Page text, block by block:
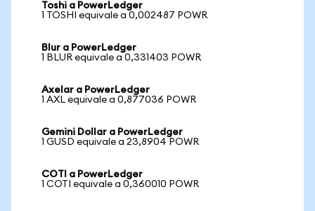
Toshi a PowerLedger
1 TOSHI equivale a 0,002487 POWR
Blur a PowerLedger
1 BLUR equivale a 0,331403 POWR
Axelar a PowerLedger
1 AXL equivale a 0,877036 POWR
Gemini Dollar a PowerLedger
1 GUSD equivale a 23,8904 POWR
COTI a PowerLedger
1 COTI equivale a 0,360010 POWR